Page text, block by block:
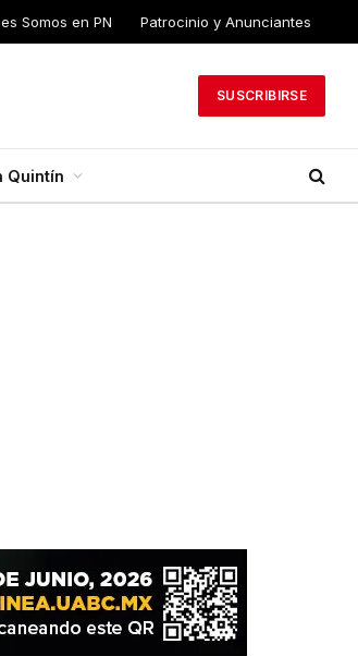
Somos en PN Patrocinio y Anunciantes
SUSCRIBIRSE
Quintín